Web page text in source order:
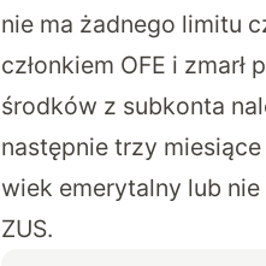
nie ma żadnego limitu
członkiem OFE i
środków z subkonta
następnie trzy miesiące
wiek emerytalny lub nie
ZUS.